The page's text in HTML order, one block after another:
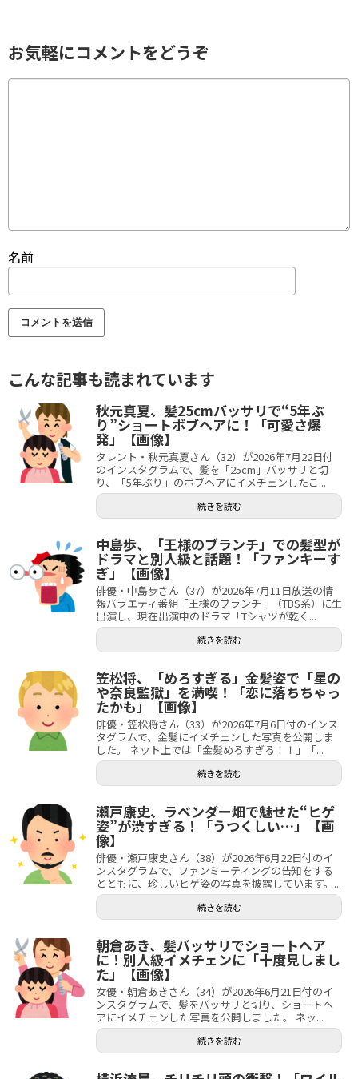
お気軽にコメントをどうぞ
名前
こんな記事も読まれています
秋元真夏、髪25cmバッサリで“5年ぶ
り”ショートボブヘアに！「可愛さ爆
発」【画像】
タレント・秋元真夏さん（32）が2026年7月22日付
のインスタグラムで、髪を「25cm」バッサリと切
り、「5年ぶり」のボブヘアにイメチェンしたこ...
続きを読む
中島歩、「王様のブランチ」での髪型が
ドラマと別人級と話題！「ファンキーす
ぎ」【画像】
俳優・中島歩さん（37）が2026年7月11日放送の情
報バラエティ番組「王様のブランチ」（TBS系）に生
出演し、現在出演中のドラマ「Tシャツが乾く...
続きを読む
笠松将、「めろすぎる」金髪姿で「星の
や奈良監獄」を満喫！「恋に落ちちゃっ
たかも」【画像】
俳優・笠松将さん（33）が2026年7月6日付のインス
タグラムで、金髪にイメチェンした写真を公開しま
した。 ネット上では「金髪めろすぎる！！」「...
続きを読む
瀬戸康史、ラベンダー畑で魅せた“ヒゲ
姿”が渋すぎる！「うつくしい…」【画
像】
俳優・瀬戸康史さん（38）が2026年6月22日付のイ
ンスタグラムで、ファンミーティングの告知をする
とともに、珍しいヒゲ姿の写真を披露しています。...
続きを読む
朝倉あき、髪バッサリでショートヘア
に！別人級イメチェンに「十度見しまし
た」【画像】
女優・朝倉あきさん（34）が2026年6月21日付のイ
ンスタグラムで、髪をバッサリと切り、ショートヘ
アにイメチェンした写真を公開しました。 ネッ...
続きを読む